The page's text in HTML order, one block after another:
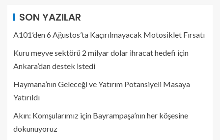
SON YAZILAR
A101’den 6 Ağustos’ta Kaçırılmayacak Motosiklet Fırsatı
Kuru meyve sektörü 2 milyar dolar ihracat hedefi için
Ankara’dan destek istedi
Haymana’nın Geleceği ve Yatırım Potansiyeli Masaya
Yatırıldı
Akın: Komşularımız için Bayrampaşa’nın her köşesine
dokunuyoruz